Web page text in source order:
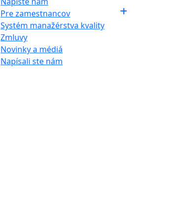
Pre zamestnancov
Systém manažérstva kvality
Zmluvy
Novinky a médiá
Napísali ste nám